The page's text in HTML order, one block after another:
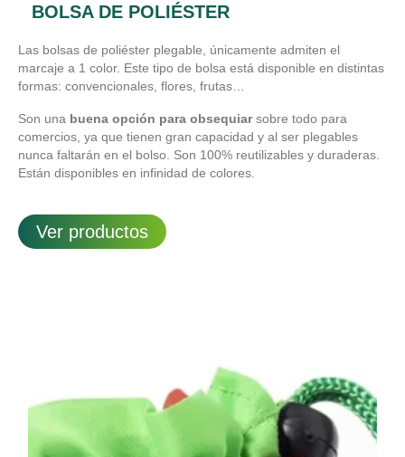
BOLSA DE POLIÉSTER
Las bolsas de poliéster plegable, únicamente admiten el
marcaje a 1 color. Este tipo de bolsa está disponible en distintas
formas: convencionales, flores, frutas…
Son una buena opción para obsequiarsobre todo para
comercios, ya que tienen gran capacidad y al ser plegables
nunca faltarán en el bolso. Son 100% reutilizables y duraderas.
Están disponibles en infinidad de colores.
Ver productos